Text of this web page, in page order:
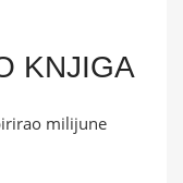
KNJIGA
milijune